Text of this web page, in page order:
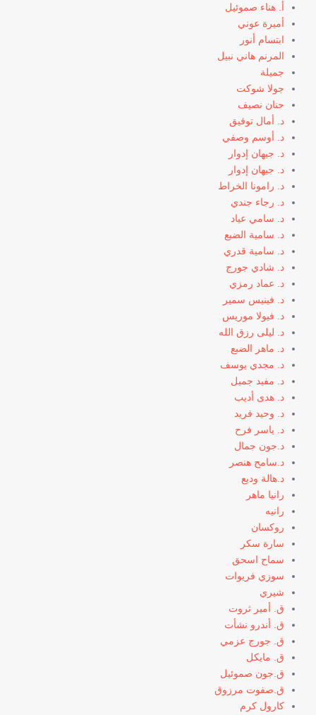
أ. هناء صموئيل
أميرة عوني
ابتسام أنور
المرنم هاني نبيل
جميلة
جولا شوكت
حنان نصيف
د. أمال توفيق
د. أوسم وصفي
د. جيهان إدوار
د. جيهان إدوار
د. رامونا الخراط
د. رجاء جندي
د. سامي عياد
د. سامية الضبع
د. سامية قدري
د. شادي جورج
د. عماد رمزي
د. فينيس سمير
د. فيولا موريس
د. ليلى رزق الله
د. ماهر الضبع
د. مجدي يوسف
د. مفيد جميل
د. هدى أديب
د. وحيد فريد
د. ياسر فرح
د.جون جمال
د.سامح هنصر
د.هالة وديع
رانيا ماهر
رانيه
روكسان
سارة سكر
سماح اسحق
سوزي فريوات
شيري
ق. أمير ثروت
ق. أندرو نشأت
ق. جورج عزمي
ق. مايكل
ق.جون صموئيل
ق.صفوت مرزوق
كارول كرم